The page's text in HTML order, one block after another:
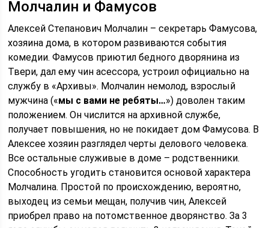
Молчалин и Фамусов
Алексей Степанович Молчалин – секретарь Фамусова,
хозяина дома, в котором развиваются события
комедии. Фамусов приютил бедного дворянина из
Твери, дал ему чин асессора, устроил официально на
службу в «Архивы». Молчалин немолод, взрослый
мужчина («мы с вами не ребяты…») доволен таким
положением. Он числится на архивной службе,
получает повышения, но не покидает дом Фамусова. В
Алексее хозяин разглядел черты делового человека.
Все остальные служивые в доме – родственники.
Способность угодить становится основой характера
Молчалина. Простой по происхождению, вероятно,
выходец из семьи мещан, получив чин, Алексей
приобрел право на потомственное дворянство. За 3